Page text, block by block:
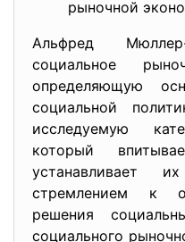
рыночной
Альфред
социальное
определяющую
социальной
исследуемую
который
устанавливает
стремлением к
решения
социального